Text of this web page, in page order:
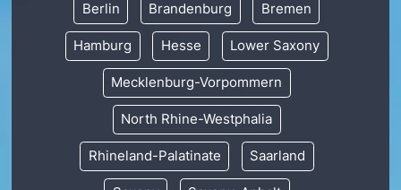
Berlin Brandenburg Bremen
Hamburg Hesse Lower Saxony
Mecklenburg-Vorpommern
North Rhine-Westphalia
Rhineland-Palatinate Saarland